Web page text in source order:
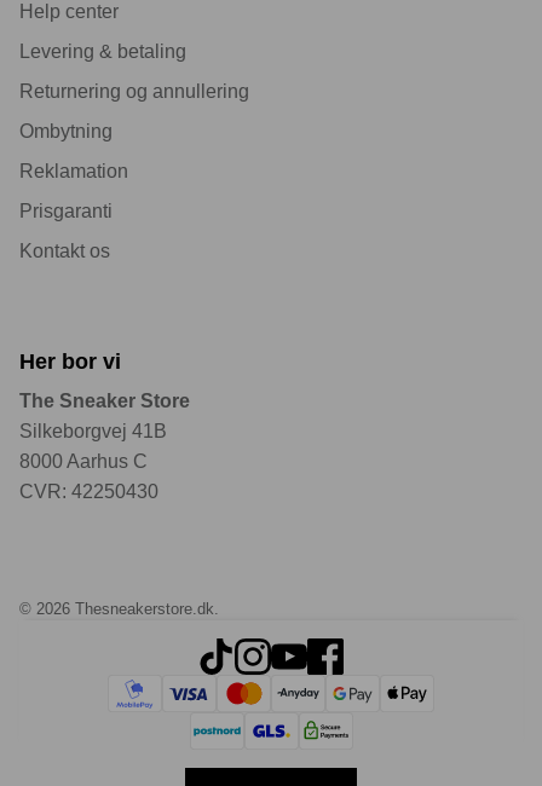
Help center
Levering & betaling
Returnering og annullering
Ombytning
Reklamation
Prisgaranti
Kontakt os
Her bor vi
The Sneaker Store
Silkeborgvej 41B
8000 Aarhus C
CVR: 42250430
© 2026 Thesneakerstore.dk.